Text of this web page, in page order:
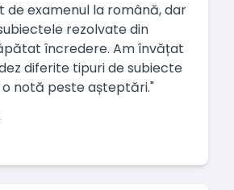
de examenul la română, dar
rezolvate din
încredere. Am învățat
diferite tipuri de subiecte
o notă peste așteptări."